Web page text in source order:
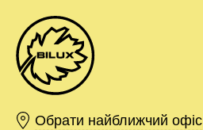
Обрати найближчий офіс
Киев
Харьков